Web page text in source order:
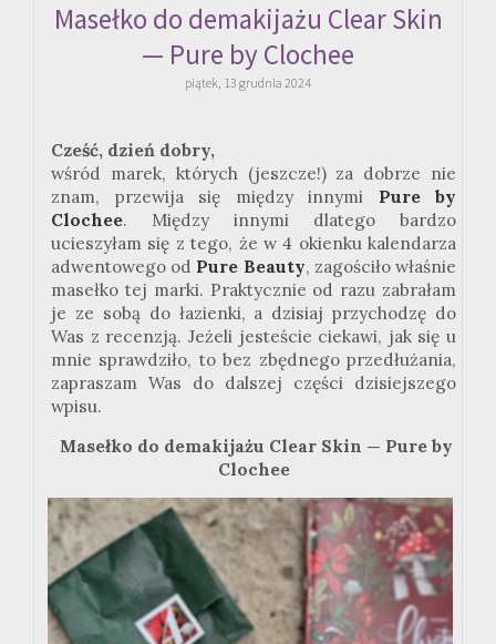
Masełko do demakijażu Clear Skin
— Pure by Clochee
piątek, 13 grudnia 2024
Cześć, dzień dobry,
wśród marek, których (jeszcze!) za dobrze nie
znam, przewija się między innymi Pure by
Clochee. Między innymi dlatego bardzo
ucieszyłam się z tego, że w 4 okienku kalendarza
adwentowego od Pure Beauty, zagościło właśnie
masełko tej marki. Praktycznie od razu zabrałam
je ze sobą do łazienki, a dzisiaj przychodzę do
Was z recenzją. Jeżeli jesteście ciekawi, jak się u
mnie sprawdziło, to bez zbędnego przedłużania,
zapraszam Was do dalszej części dzisiejszego
wpisu.
Masełko do demakijażu Clear Skin — Pure by
Clochee